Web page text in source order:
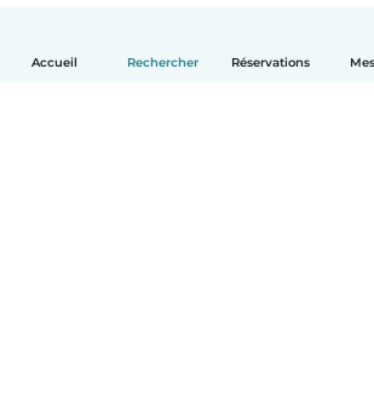
Accueil Rechercher Réservations